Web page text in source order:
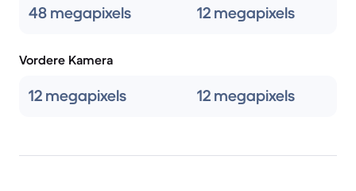
48 megapixels 12 megapixels
Vordere Kamera
12 megapixels 12 megapixels